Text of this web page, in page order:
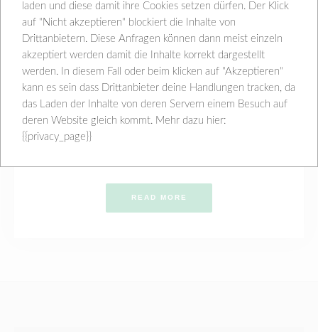
(Artikel von 2017 – Das Rezept gibt’s seit dem
immer zu Ostern) Das wollte ich unbedingt
ausprobieren, einen Hefezopf zu Ostern. Ich war zu
einem Osterbrunch eingeladen und sollte etwas
mitbringen. Da ich aber noch nie einen Hefezopf
gemacht hatte brauchte ich erstmal ein gutes
Rezept. Um das passende Rezept zu finden habe
READ MORE
laden und diese damit ihre Cookies setzen dürfen. Der Klick
auf "Nicht akzeptieren" blockiert die Inhalte von
Drittanbietern. Diese Anfragen können dann meist einzeln
akzeptiert werden damit die Inhalte korrekt dargestellt
werden. In diesem Fall oder beim klicken auf "Akzeptieren"
kann es sein dass Drittanbieter deine Handlungen tracken, da
das Laden der Inhalte von deren Servern einem Besuch auf
deren Website gleich kommt. Mehr dazu hier:
{{privacy_page}}